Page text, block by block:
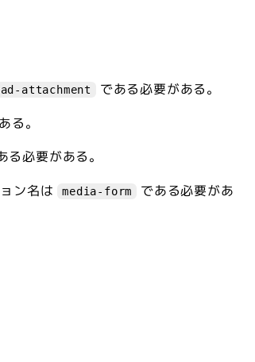
attachment
である必要がある。
る。
る必要がある。
ン名は
media-form
である必要があ